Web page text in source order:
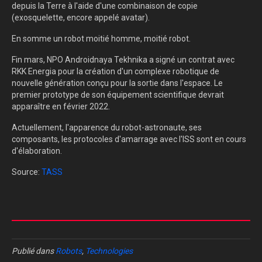
depuis la Terre à l'aide d'une combinaison de copie
(exosquelette, encore appelé avatar).
En somme un robot moitié homme, moitié robot.
Fin mars, NPO Androidnaya Tekhnika a signé un contrat avec
RKK Energia pour la création d'un complexe robotique de
nouvelle génération conçu pour la sortie dans l'espace. Le
premier prototype de son équipement scientifique devrait
apparaître en février 2022.
Actuellement, l'apparence du robot-astronaute, ses
composants, les protocoles d'amarrage avec l'ISS sont en cours
d'élaboration.
Source: TASS
Publié dansRobots, Technologies